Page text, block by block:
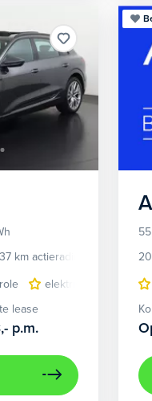
km actieradius
elektrisch glazen
lease
p.m.